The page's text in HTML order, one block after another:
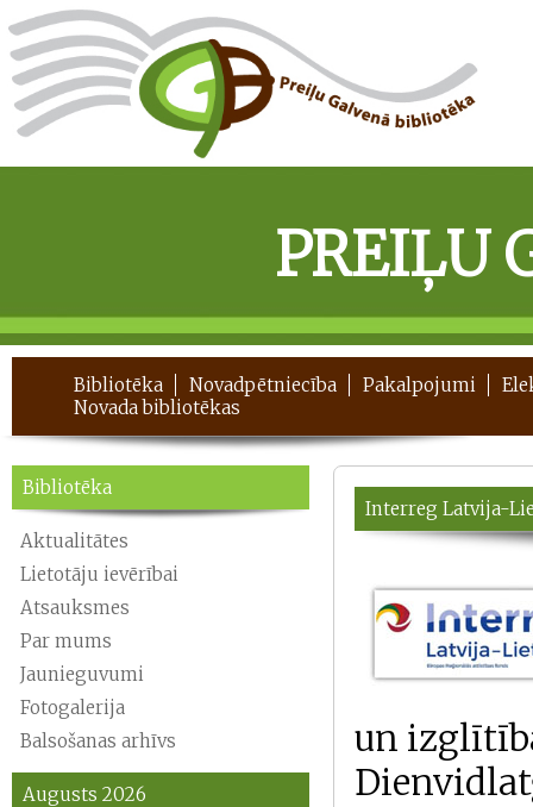
PREIĻU
Bibliotēka Novadpētniecība Pakalpojumi
Novada bibliotēkas
Bibliotēka
Aktualitātes
Lietotāju ievērībai
Atsauksmes
Par mums
Jaunieguvumi
Fotogalerija
Balsošanas arhīvs
Augusts 2026
Interreg Latvija-
un